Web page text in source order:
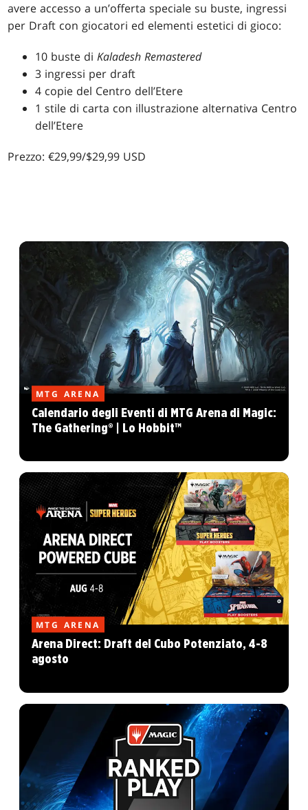
avere accesso a un’offerta speciale su buste, ingressi
per Draft con giocatori ed elementi estetici di gioco:
10 buste diKaladesh Remastered
3 ingressi per draft
4 copie del Centro dell’Etere
1 stile di carta con illustrazione alternativa Centro
dell’Etere
Prezzo: €29,99/$29,99 USD
MTG ARENA
Calendario degli Eventi di MTG Arena di Magic:
The Gathering® | Lo Hobbit™
MTG ARENA
Arena Direct: Draft del Cubo Potenziato, 4-8
agosto